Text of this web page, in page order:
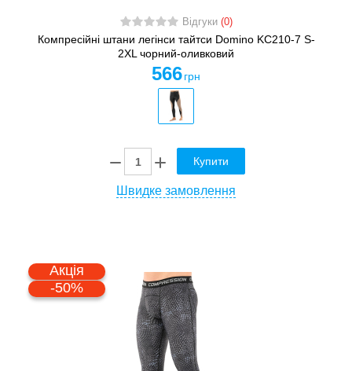
Відгуки (0)
Компресійні штани легінси тайтси Domino KC210-7 S-
2XL чорний-оливковий
566 грн
Купити
Швидке замовлення
Акція
-50%